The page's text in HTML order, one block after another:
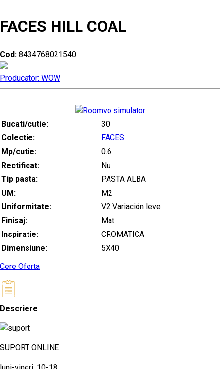
FACES HILL COAL
Cod: 8434768021540
Producator: WOW
Bucati/cutie:
30
Colectie:
FACES
Mp/cutie:
0.6
Rectificat:
Nu
Tip pasta:
PASTA ALBA
UM:
M2
Uniformitate:
V2 Variación leve
Finisaj:
Mat
Inspiratie:
CROMATICA
Dimensiune:
5X40
Cere Oferta
Descriere
SUPORT ONLINE